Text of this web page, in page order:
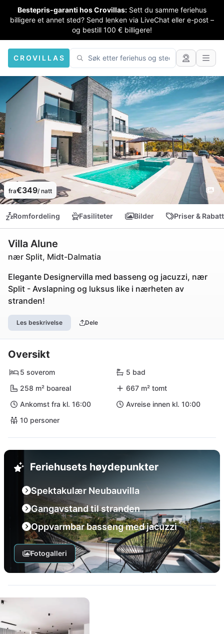
Bestepris-garanti hos Crovillas: Sett du samme feriehus
billigere et annet sted? Send lenken via LiveChat eller e-post –
og bestill 100 € billigere!
CROVILLAS
fra€349/ natt
Romfordeling Fasiliteter Bilder Priser &
Villa Alune
nær Split, Midt-Dalmatia
Elegante Designervilla med basseng og jacuzzi, nær
Split - Avslapning og luksus like i nærheten av
stranden!
Les beskrivelse Dele
Oversikt
5 soverom
5 bad
258 m² boareal
667 m² tomt
Ankomst fra kl. 16:00
Avreise innen kl. 10:00
10 personer
Feriehusets høydepunkter
Spektakulær Neubauvilla
Gangavstand til stranden
Oppvarmbar basseng med jacuzzi
Fotogalleri